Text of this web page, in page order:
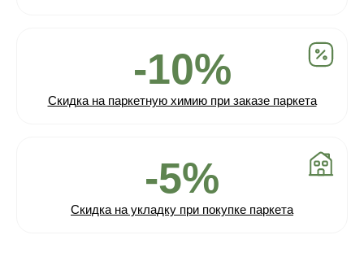
-10%
Скидка на паркетную химию при заказе паркета
-5%
Скидка на укладку при покупке паркета